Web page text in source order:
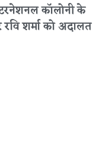
कॉलोनी के
रवि शर्मा को अदालत